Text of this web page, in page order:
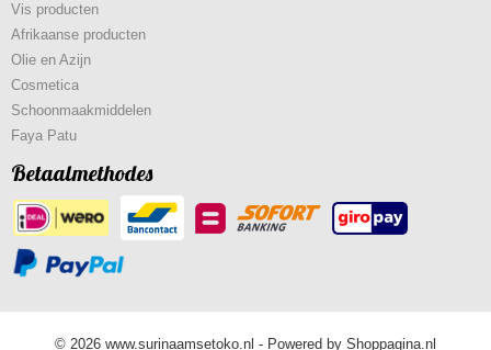
Vis producten
Afrikaanse producten
Olie en Azijn
Cosmetica
Schoonmaakmiddelen
Faya Patu
Betaalmethodes
© 2026 www.surinaamsetoko.nl - Powered by Shoppagina.nl